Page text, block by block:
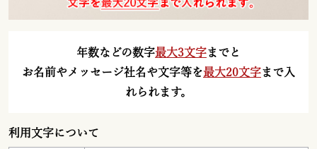
年数などの数字最大3文字までと
お名前やメッセージ社名や文字等を最大20文字まで入
れられます。
利用文字について